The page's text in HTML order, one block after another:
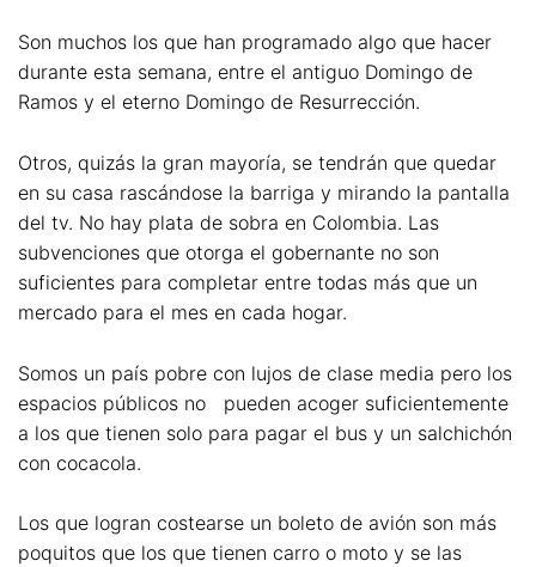
Son muchos los que han programado algo que hacer
durante esta semana, entre el antiguo Domingo de
Ramos y el eterno Domingo de Resurrección.
Otros, quizás la gran mayoría, se tendrán que quedar
en su casa rascándose la barriga y mirando la pantalla
del tv. No hay plata de sobra en Colombia. Las
subvenciones que otorga el gobernante no son
suficientes para completar entre todas más que un
mercado para el mes en cada hogar.
Somos un país pobre con lujos de clase media pero los
espacios públicos no pueden acoger suficientemente
a los que tienen solo para pagar el bus y un salchichón
con cocacola.
Los que logran costearse un boleto de avión son más
poquitos que los que tienen carro o moto y se las